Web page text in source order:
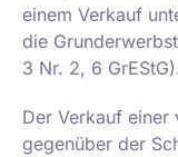
einem Verkauf
die
3 Nr. 2, 6
Der Verkauf einer
gegenüber der